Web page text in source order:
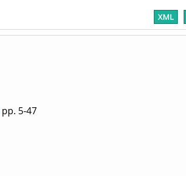
XML
pp. 5-47